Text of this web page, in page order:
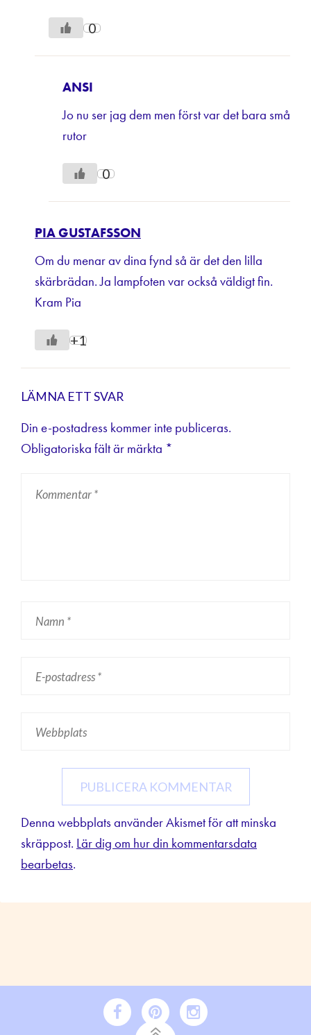
0
ANSI
Jo nu ser jag dem men först var det bara små
rutor
0
PIA GUSTAFSSON
Om du menar av dina fynd så är det den lilla
skärbrädan. Ja lampfoten var också väldigt fin.
Kram Pia
+1
LÄMNA ETT SVAR
Din e-postadress kommer inte publiceras.
Obligatoriska fält är märkta *
Denna webbplats använder Akismet för att minska
skräppost. Lär dig om hur din kommentarsdata
bearbetas.